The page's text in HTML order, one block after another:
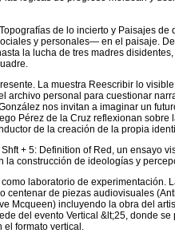
de lo incierto y Paisajes
y personales— en el paisaje.
la lucha de tres madres
La muestra Reescribir lo
archivo personal para cuestionar
nos invitan a imaginar un
Pérez de la Cruz reflexionan sobre
de la creación de la propia
+ 5: Definition of Red, un ensayo
la construcción de ideologías y
laboratorio de experimentación.
centenar de piezas audiovisuales
Mcqueen) incluyendo la obra del
del evento Vertical &lt;25, donde
el formato vertical.